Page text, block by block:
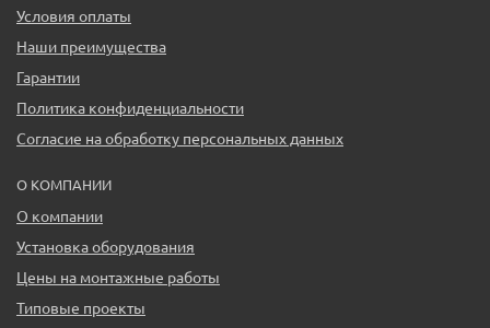
Условия оплаты
Наши преимущества
Гарантии
Политика конфиденциальности
Согласие на обработку персональных данных
О КОМПАНИИ
О компании
Установка оборудования
Цены на монтажные работы
Типовые проекты